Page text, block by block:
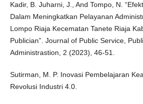
Kadir, B. Juharni, J., And Tompo, N.
Dalam Meningkatkan Pelayanan
Lompo Riaja Kecematan Tanete Riaja
Publician”. Journal of Public Service,
Administrastion, 2 (2023), 46-51.
Sutirman, M. P. Inovasi Pembelajaran
Revolusi Industri 4.0.